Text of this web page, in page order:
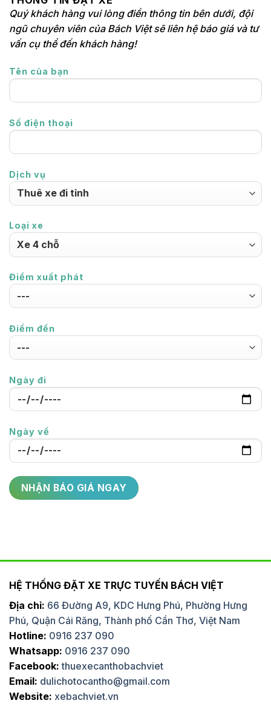
Quý khách hàng vui lòng điền thông tin bên dưới, đội
ngũ chuyên viên của Bách Việt sẽ liên hệ báo giá và tư
vấn cụ thể đến khách hàng!
Tên của bạn
Số điện thoại
Dịch vụ
Loại xe
Điểm xuất phát
Điểm đến
Ngày đi
Ngày về
HỆ THỐNG ĐẶT XE TRỰC TUYẾN BÁCH VIỆT
Địa chỉ: 66 Đường A9, KDC Hưng Phú, Phường Hưng
Phú, Quận Cái Răng, Thành phố Cần Thơ, Việt Nam
Hotline: 0916 237 090
Whatsapp: 0916 237 090
Facebook: thuexecanthobachviet
Email: dulichotocantho@gmail.com
Website: xebachviet.vn